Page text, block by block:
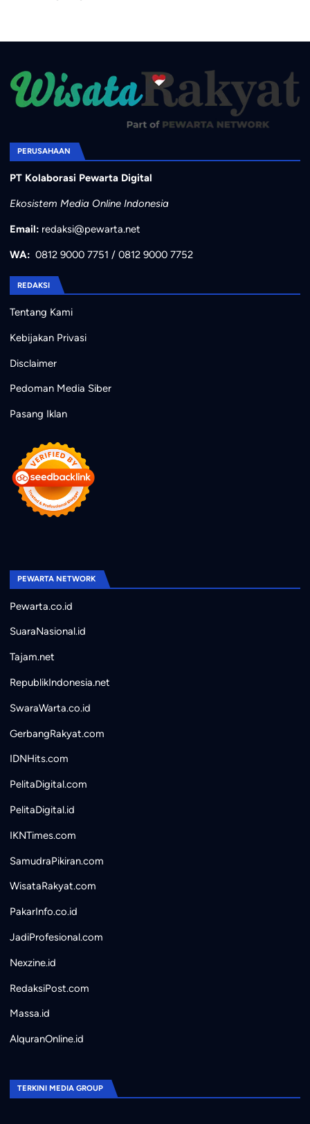
PERUSAHAAN
PT Kolaborasi Pewarta Digital
Ekosistem Media Online Indonesia
Email: redaksi@pewarta.net
WA: 0812 9000 7751 / 0812 9000 7752
REDAKSI
Tentang Kami
Kebijakan Privasi
Disclaimer
Pedoman Media Siber
Pasang Iklan
PEWARTA NETWORK
Pewarta.co.id
SuaraNasional.id
Tajam.net
RepublikIndonesia.net
SwaraWarta.co.id
GerbangRakyat.com
IDNHits.com
PelitaDigital.com
PelitaDigital.id
IKNTimes.com
SamudraPikiran.com
WisataRakyat.com
PakarInfo.co.id
JadiProfesional.com
Nexzine.id
RedaksiPost.com
Massa.id
AlquranOnline.id
TERKINI MEDIA GROUP